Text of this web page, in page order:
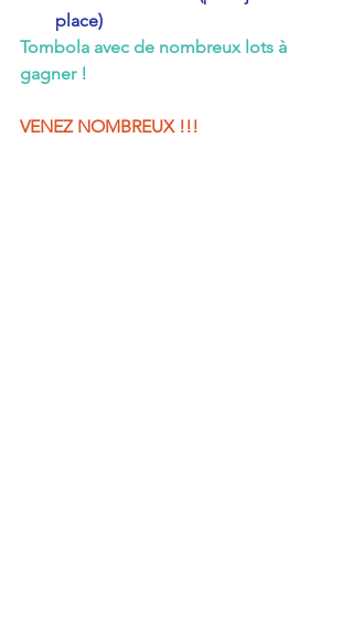
place)
Tombola avec de nombreux lots à
gagner !
VENEZ NOMBREUX !!!